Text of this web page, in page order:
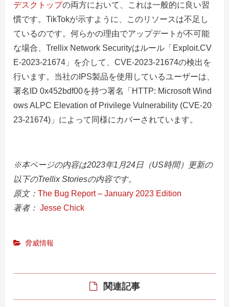
デスクトップの両方において、これは一般的に良い習
慣です。TikTokが示すように、このリソースは不足し
ているのです。何らかの理由でアップデートが不可能
な場合、Trellix Network Securityはルール「Exploit.CV
E-2023-21674」を介して、CVE-2023-21674の検出を
行います。当社のIPS製品を使用しているユーザーは、
署名ID 0x452bdf00を持つ署名「HTTP: Microsoft Wind
ows ALPC Elevation of Privilege Vulnerability (CVE-20
23-21674)」によって同様にカバーされています。
※本ページの内容は2023年1月24日（US時間）更新の
以下のTrellix Storiesの内容です。
原文： The Bug Report – January 2023 Edition
著者： Jesse Chick
脅威情報
関連記事